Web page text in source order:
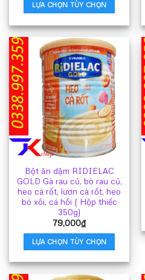
160,000₫
LỰA CHỌN TÙY CHỌN
phẩm
này
có
nhiều
biến
thể.
Các
tùy
chọn
có
thể
được
chọn
trên
trang
sản
phẩm
Bột ăn dặm RIDIELAC
GOLD Gà rau củ, bò rau củ,
heo cà rốt, lươn cà rốt, heo
bó xôi, cá hồi ( Hộp thiếc
350g)
79,000₫
LỰA CHỌN TÙY CHỌN
phẩm